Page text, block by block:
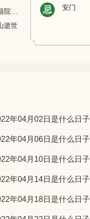
逝世
忌 安门
年04月02日是什么日子
年04月06日是什么日子
年04月10日是什么日子
年04月14日是什么日子
年04月18日是什么日子